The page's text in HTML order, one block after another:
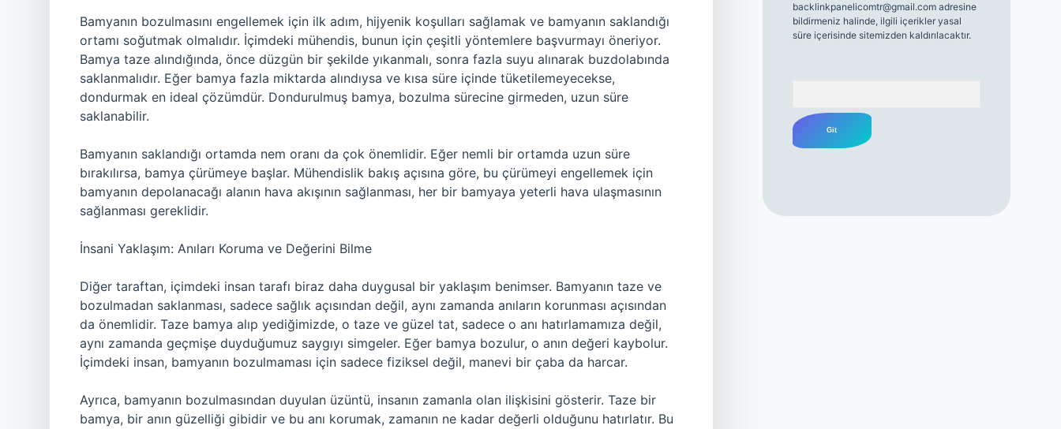
Bamyanın bozulmasını engellemek için ilk adım, hijyenik koşulları sağlamak ve bamyanın saklandığı
ortamı soğutmak olmalıdır. İçimdeki mühendis, bunun için çeşitli yöntemlere başvurmayı öneriyor.
Bamya taze alındığında, önce düzgün bir şekilde yıkanmalı, sonra fazla suyu alınarak buzdolabında
saklanmalıdır. Eğer bamya fazla miktarda alındıysa ve kısa süre içinde tüketilemeyecekse,
dondurmak en ideal çözümdür. Dondurulmuş bamya, bozulma sürecine girmeden, uzun süre
saklanabilir.
Bamyanın saklandığı ortamda nem oranı da çok önemlidir. Eğer nemli bir ortamda uzun süre
bırakılırsa, bamya çürümeye başlar. Mühendislik bakış açısına göre, bu çürümeyi engellemek için
bamyanın depolanacağı alanın hava akışının sağlanması, her bir bamyaya yeterli hava ulaşmasının
sağlanması gereklidir.
İnsani Yaklaşım: Anıları Koruma ve Değerini Bilme
Diğer taraftan, içimdeki insan tarafı biraz daha duygusal bir yaklaşım benimser. Bamyanın taze ve
bozulmadan saklanması, sadece sağlık açısından değil, aynı zamanda anıların korunması açısından
da önemlidir. Taze bamya alıp yediğimizde, o taze ve güzel tat, sadece o anı hatırlamamıza değil,
aynı zamanda geçmişe duyduğumuz saygıyı simgeler. Eğer bamya bozulur, o anın değeri kaybolur.
İçimdeki insan, bamyanın bozulmaması için sadece fiziksel değil, manevi bir çaba da harcar.
Ayrıca, bamyanın bozulmasından duyulan üzüntü, insanın zamanla olan ilişkisini gösterir. Taze bir
bamya, bir anın güzelliği gibidir ve bu anı korumak, zamanın ne kadar değerli olduğunu hatırlatır. Bu
backlinkpanelicomtr@gmail.comadresine
bildirmeniz halinde, ilgili içerikler yasal
süre içerisinde sitemizden kaldırılacaktır.